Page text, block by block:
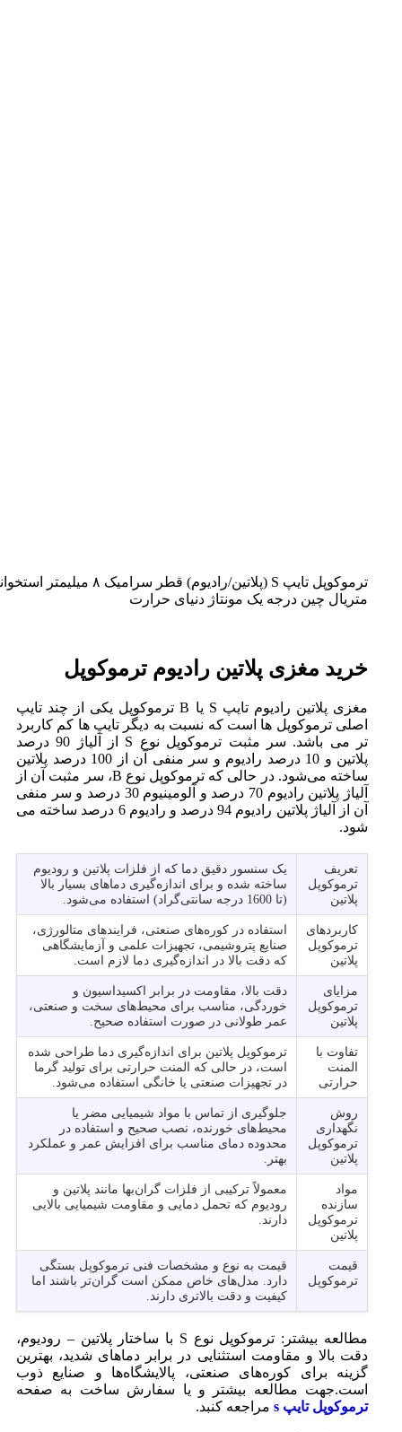
ترموکوپل تایپ S (پلاتین/رادیوم) قطر سرامیک ۸ میلیمتر استخوانی
متریال چین درجه یک مونتاژ دنیای حرارت
خرید مغزی پلاتین رادیوم ترموکوپل
مغزی پلاتین رادیوم تایپ S یا B ترموکوپل یکی از چند تایپ
اصلی ترموکوپل ها است که نسبت به دیگر تایپ ها کم کاربرد
تر می باشد. سر مثبت ترموکوپل نوع S از آلیاژ 90 درصد
پلاتین و 10 درصد رادیوم و سر منفی آن از 100 درصد پلاتین
ساخته می‌شود. در حالی که ترموکوپل نوع B، سر مثبت آن از
آلیاژ پلاتین رادیوم 70 درصد و آلومینیوم 30 درصد و سر منفی
آن از آلیاژ پلاتین رادیوم 94 درصد و رادیوم 6 درصد ساخته می‌
شود.
تعریف
ترموکوپل
پلاتین
یک سنسور دقیق دما که از فلزات پلاتین و رودیوم
ساخته شده و برای اندازه‌گیری دماهای بسیار بالا
(تا 1600 درجه سانتی‌گراد) استفاده می‌شود.
کاربردهای
ترموکوپل
پلاتین
استفاده در کوره‌های صنعتی، فرایندهای متالورژی،
صنایع پتروشیمی، تجهیزات علمی و آزمایشگاهی
که دقت بالا در اندازه‌گیری دما لازم است.
مزایای
ترموکوپل
پلاتین
دقت بالا، مقاومت در برابر اکسیداسیون و
خوردگی، مناسب برای محیط‌های سخت و صنعتی،
عمر طولانی در صورت استفاده صحیح.
تفاوت با
المنت
حرارتی
ترموکوپل پلاتین برای اندازه‌گیری دما طراحی شده
است، در حالی که المنت حرارتی برای تولید گرما
در تجهیزات صنعتی یا خانگی استفاده می‌شود.
روش
نگهداری
ترموکوپل
پلاتین
جلوگیری از تماس با مواد شیمیایی مضر یا
محیط‌های خورنده، نصب صحیح و استفاده در
محدوده دمای مناسب برای افزایش عمر و عملکرد
بهتر.
مواد
سازنده
ترموکوپل
پلاتین
معمولاً ترکیبی از فلزات گران‌بها مانند پلاتین و
رودیوم که تحمل دمایی و مقاومت شیمیایی بالایی
دارند.
قیمت
ترموکوپل
قیمت به نوع و مشخصات فنی ترموکوپل بستگی
دارد. مدل‌های خاص ممکن است گران‌تر باشند اما
کیفیت و دقت بالاتری دارند.
مطالعه بیشتر: ترموکوپل نوع S با ساختار پلاتین – رودیوم،
دقت بالا و مقاومت استثنایی در برابر دماهای شدید، بهترین
گزینه برای کوره‌های صنعتی، پالایشگاه‌ها و صنایع ذوب
است.جهت مطالعه بیشتر و یا سفارش ساخت به صفحه
ترموکوپل تایپ s
مراجعه کنبد.